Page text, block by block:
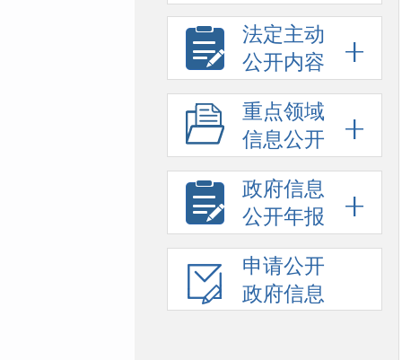
法定主动
公开内容
重点领域
信息公开
政府信息
公开年报
申请公开
政府信息